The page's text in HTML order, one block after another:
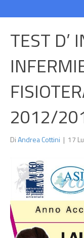
TEST D’
2012/
DiAndrea Cottini | 17